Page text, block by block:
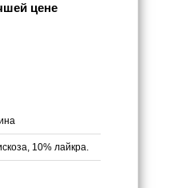
цене
10% лайкра.